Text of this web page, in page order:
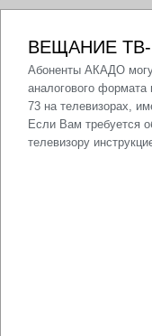
ВЕЩАНИЕ
Абоненты АКАДО
аналогового формата
73 на телевизорах,
Если Вам требуется
телевизору